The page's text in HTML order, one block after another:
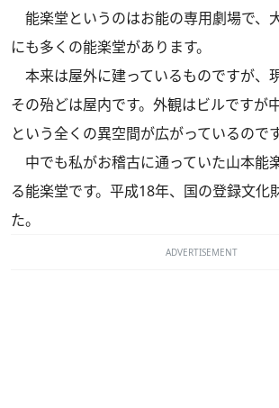
能楽堂というのはお能の専用劇場で、
にも多くの能楽堂があります。
本来は屋外に建っているものですが、
その殆どは屋内です。外観はビルですが
という全くの異空間が広がっているのです
中でも私がお稽古に通っていた山本能
る能楽堂です。平成18年、国の登録文化
た。
ADVERTISEMENT